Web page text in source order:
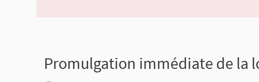
Promulgation immédiate de la